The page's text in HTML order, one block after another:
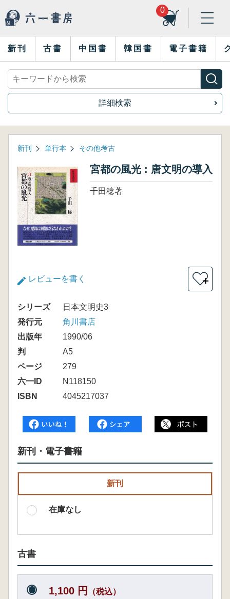
0
新刊 古書 中国書 韓国書 電子書籍
詳細検索
新刊 単行本 その他考古
宮都の風光 : 唐文明の導入
千田稔著
レビューを書く ＋
シリーズ
日本文明史3
発行元
角川書店
出版年
1990/06
判
A5
ページ
279
六一ID
N118150
ISBN
4045217037
新刊・電子書籍
新刊
在庫なし
古書
1,100 円 （税込）